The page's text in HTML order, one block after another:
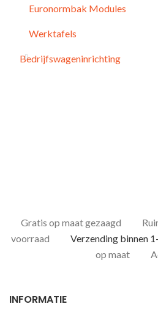
Euronormbak Modules
Werktafels
Bedrijfswageninrichting
Gratis op maat gezaagd
voorraad
Verzending binnen
op maat
INFORMATIE